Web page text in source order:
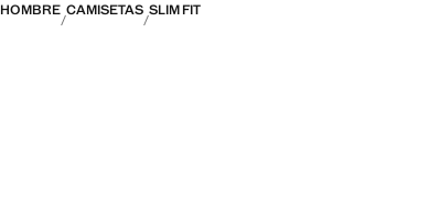
HOMBRE CAMISETAS SLIM FIT